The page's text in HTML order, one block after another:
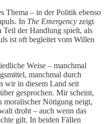
Thema – in der Politik ebenso
In The Emergency zeigt
Teil der Handlung spielt, als
ist oft begleitet vom Willen
Weise – manchmal
manchmal durch
wir in diesem Land seit
gesprochen. Mir scheint,
moralischer Nötigung neigt,
droht – auch wenn das
gilt. In beiden Fällen